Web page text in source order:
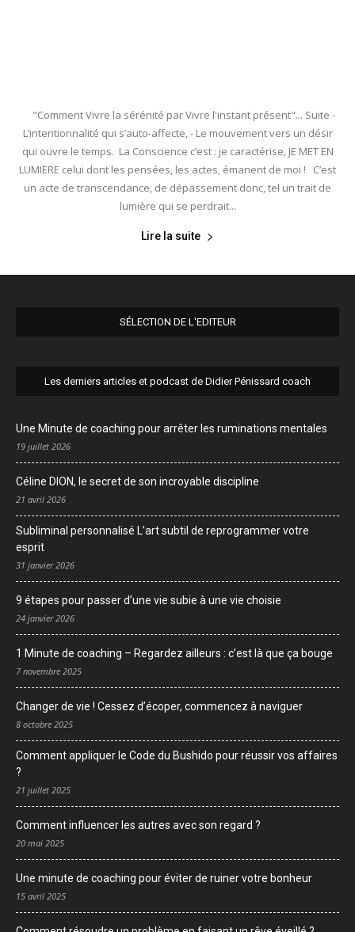
"Comment Vivre la sérénité par Vivre l'instant présent"... Suite -
L’intentionnalité qui s’auto-affecte, - Le mouvement vers un désir
qui ouvre le temps. La Conscience c’est : je caractérise, JE MET EN
LUMIERE celui dont les pensées, les actes, émanent de moi ! C’est
un acte de transcendance, de dépassement donc, tel un trait de
lumière qui se perdrait...
Lire la suite
SÉLECTION DE L'EDITEUR
Les derniers articles et podcast de Didier Pénissard coach
Une Minute de coaching pour arrêter les ruminations mentales
19 juillet 2026
Céline DION, le secret de son incroyable discipline
21 avril 2026
Subliminal personnalisé L’art subtil de reprogrammer votre
esprit
31 janvier 2026
9 étapes pour passer d’une vie subie à une vie choisie
24 janvier 2026
1 Minute de coaching – Regardez ailleurs : c’est là que ça bouge
7 novembre 2025
Changer de vie ! Cessez d’écoper, commencez à naviguer
8 octobre 2025
Comment appliquer le Code du Bushido pour réussir vos affaires
?
21 juillet 2025
Comment influencer les autres avec son regard ?
20 mai 2025
Une minute de coaching pour éviter de ruiner votre bonheur
15 avril 2025